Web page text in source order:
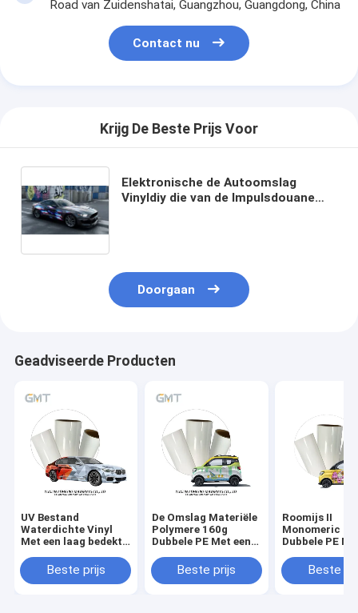
Road van Zuidenshatai, Guangzhou, Guangdong, China
Contact nu
Krijg De Beste Prijs Voor
Elektronische de Autoomslag
Vinyldiy die van de Impulsdouane
Doorgaan
Geadviseerde Producten
UV Bestand
Waterdichte Vinyl
Met een laag bedekt
Monomeric 160g
Dubbele PE van de
Beste prijs
De Omslag Materiële
Polymere 160g
Dubbele PE Met een
van de Wulings
Automobiel
Beste prijs
Roomijs II
Monomeric
Dubbele PE
GMT van de
drukken
Beste